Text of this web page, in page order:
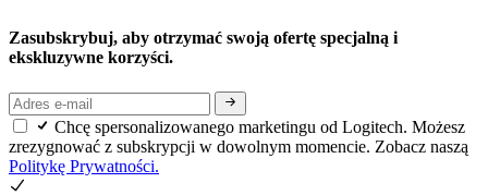
Zasubskrybuj, aby otrzymać swoją ofertę specjalną i
ekskluzywne korzyści.
Chcę spersonalizowanego marketingu od Logitech. Możesz
zrezygnować z subskrypcji w dowolnym momencie. Zobacz naszą
Politykę Prywatności.